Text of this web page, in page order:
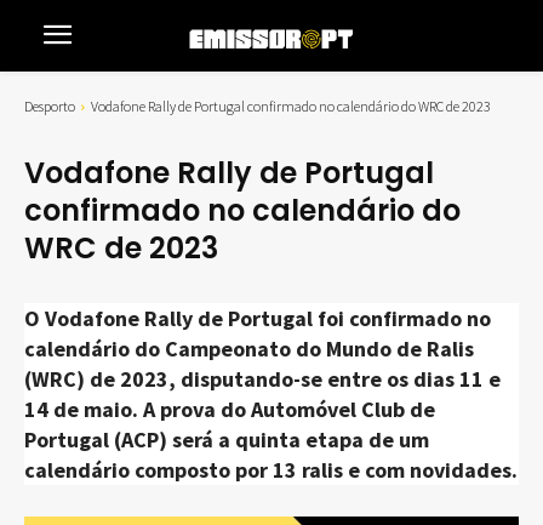
Desporto Vodafone Rally de Portugal confirmado no calendário do WRC de 2023
Vodafone Rally de Portugal
confirmado no calendário do
WRC de 2023
O Vodafone Rally de Portugal foi confirmado no
calendário do Campeonato do Mundo de Ralis
(WRC) de 2023, disputando-se entre os dias 11 e
14 de maio. A prova do Automóvel Club de
Portugal (ACP) será a quinta etapa de um
calendário composto por 13 ralis e com novidades.